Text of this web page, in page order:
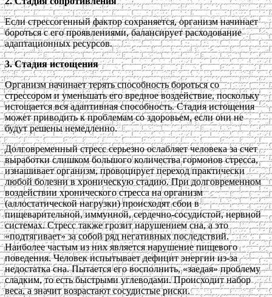
Если стрессогенный фактор сохраняется, организм начинает
бороться с его проявлениями, балансирует расходование
адаптационных ресурсов.
3. Стадия истощения
Организм начинает терять способность бороться со
стрессором и уменьшать его вредное воздействие, поскольку
истощается вся адаптивная способность. Стадия истощения
может приводить к проблемам со здоровьем, если они не
будут решены немедленно.
Долговременный стресс серьезно ослабляет человека за счет
выработки слишком большого количества гормонов стресса,
изнашивает организм, провоцирует переход практически
любой болезни в хроническую стадию. При долговременном
воздействии хронического стресса на организм
(аллостатической нагрузки) происходят сбои в
пищеварительной, иммунной, сердечно-сосудистой, нервной
системах. Стресс также грозит нарушением сна, а это
«подтягивает» за собой ряд негативных последствий.
Наиболее частым из них является нарушение пищевого
поведения. Человек испытывает дефицит энергии из-за
недостатка сна. Пытается его восполнить, «заедая» проблему
сладким, то есть быстрыми углеводами. Происходит набор
веса, а значит возрастают сосудистые риски.